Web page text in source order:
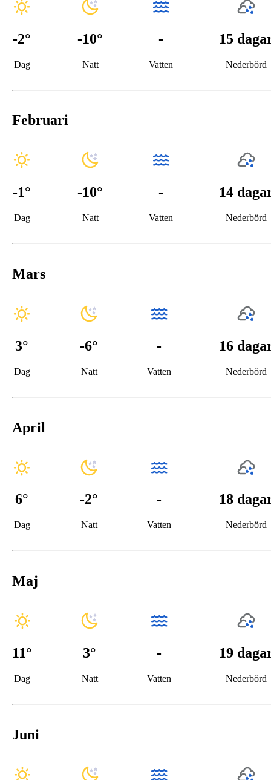
-2°
Dag
-10°
Natt
-
Vatten
15
Nederbörd
Februari
-1°
Dag
-10°
Natt
-
Vatten
14
Nederbörd
Mars
3°
Dag
-6°
Natt
-
Vatten
16
Nederbörd
April
6°
Dag
-2°
Natt
-
Vatten
18
Nederbörd
Maj
11°
Dag
3°
Natt
-
Vatten
19
Nederbörd
Juni